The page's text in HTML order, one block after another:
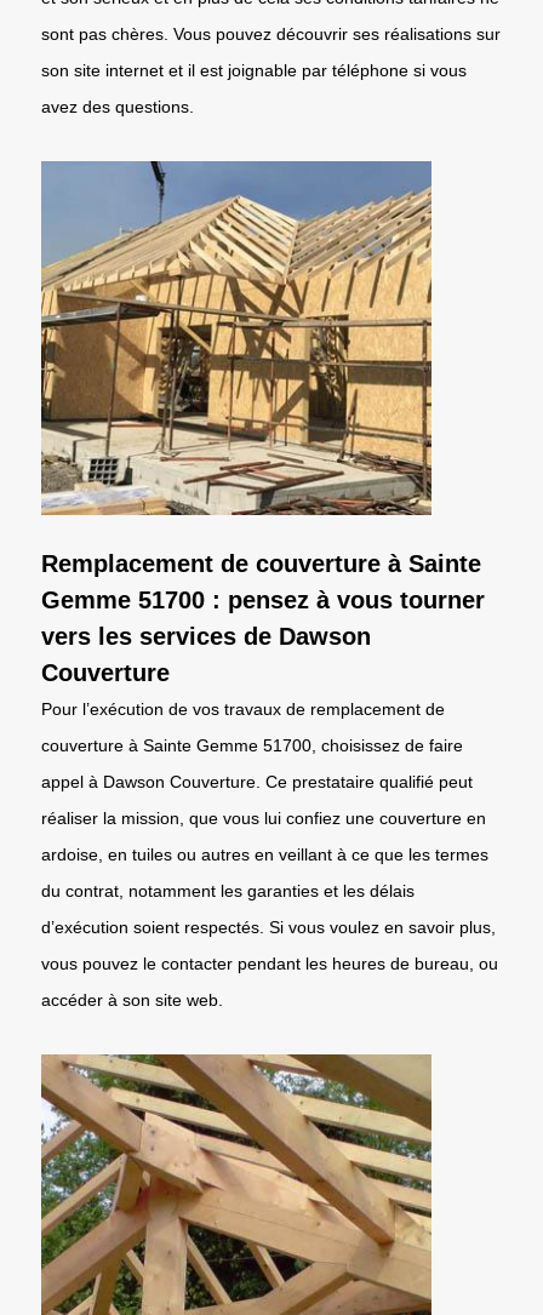
sont pas chères. Vous pouvez découvrir ses réalisations sur
son site internet et il est joignable par téléphone si vous
avez des questions.
Remplacement de couverture à Sainte
Gemme 51700 : pensez à vous tourner
vers les services de Dawson
Couverture
Pour l’exécution de vos travaux de remplacement de
couverture à Sainte Gemme 51700, choisissez de faire
appel à Dawson Couverture. Ce prestataire qualifié peut
réaliser la mission, que vous lui confiez une couverture en
ardoise, en tuiles ou autres en veillant à ce que les termes
du contrat, notamment les garanties et les délais
d’exécution soient respectés. Si vous voulez en savoir plus,
vous pouvez le contacter pendant les heures de bureau, ou
accéder à son site web.